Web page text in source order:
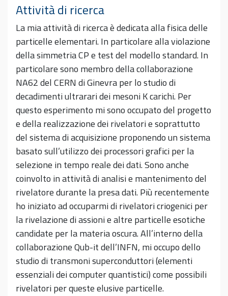
Attività di ricerca
La mia attività di ricerca è dedicata alla fisica delle
particelle elementari. In particolare alla violazione
della simmetria CP e test del modello standard. In
particolare sono membro della collaborazione
NA62 del CERN di Ginevra per lo studio di
decadimenti ultrarari dei mesoni K carichi. Per
questo esperimento mi sono occupato del progetto
e della realizzazione dei rivelatori e soprattutto
del sistema di acquisizione proponendo un sistema
basato sull’utilizzo dei processori grafici per la
selezione in tempo reale dei dati. Sono anche
coinvolto in attività di analisi e mantenimento del
rivelatore durante la presa dati. Più recentemente
ho iniziato ad occuparmi di rivelatori criogenici per
la rivelazione di assioni e altre particelle esotiche
candidate per la materia oscura. All’interno della
collaborazione Qub-it dell’INFN, mi occupo dello
studio di transmoni superconduttori (elementi
essenziali dei computer quantistici) come possibili
rivelatori per queste elusive particelle.